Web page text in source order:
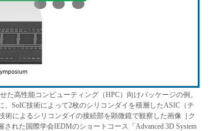
た高性能コンピューティング（HPC）向けパッケージの例。
SoIC技術によって2枚のシリコンダイを積層したASIC（チ
術によるシリコンダイの接続部を顕微鏡で観察した画像［ク
れた国際学会IEDMのショートコース「Advanced 3D System